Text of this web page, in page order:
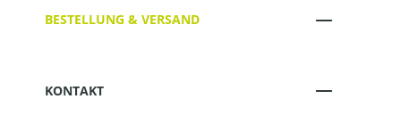
BESTELLUNG & VERSAND
KONTAKT